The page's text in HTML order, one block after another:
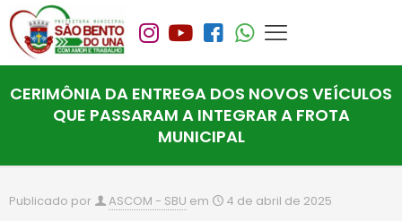
CERIMÔNIA DA ENTREGA DOS NOVOS VEÍCULOS
QUE PASSARAM A INTEGRAR A FROTA
MUNICIPAL
Publicado por ASCOM - SBU em 4 de abril de 2025